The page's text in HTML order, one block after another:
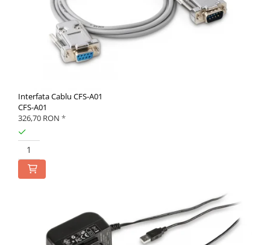
Interfata Cablu CFS-A01
CFS-A01
326,70 RON *